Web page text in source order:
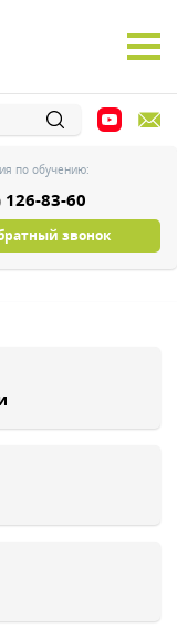
по обучению:
126-83-60
звонок